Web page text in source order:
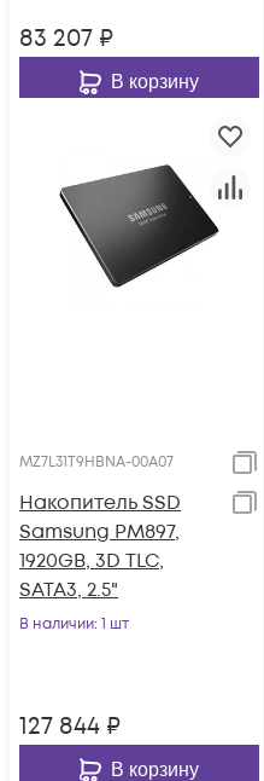
83 207 ₽
В корзину
MZ7L31T9HBNA-00A07
Накопитель SSD
Samsung PM897,
1920GB, 3D TLC,
SATA3, 2.5"
В наличии: 1 шт
127 844 ₽
В корзину